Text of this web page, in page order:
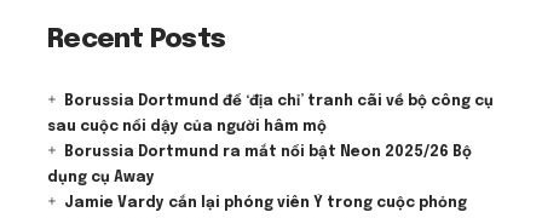
Recent Posts
Borussia Dortmund để ‘địa chỉ’ tranh cãi về bộ công cụ
sau cuộc nổi dậy của người hâm mộ
Borussia Dortmund ra mắt nổi bật Neon 2025/26 Bộ
dụng cụ Away
Jamie Vardy cắn lại phóng viên Ý trong cuộc phỏng